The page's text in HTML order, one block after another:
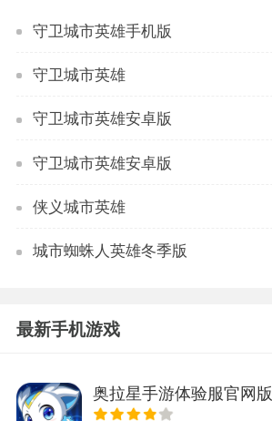
守卫城市英雄手机版
守卫城市英雄
守卫城市英雄安卓版
守卫城市英雄安卓版
侠义城市英雄
城市蜘蛛人英雄冬季版
最新手机游戏
奥拉星手游体验服官网版